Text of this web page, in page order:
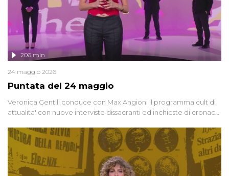
Puntata del 24 maggio
206 min
24 maggio 2026
Veronica Gentili conduce con Max Angioni il programma cult di
attualita' con nuove interviste dissacranti ed inchieste di cronaca